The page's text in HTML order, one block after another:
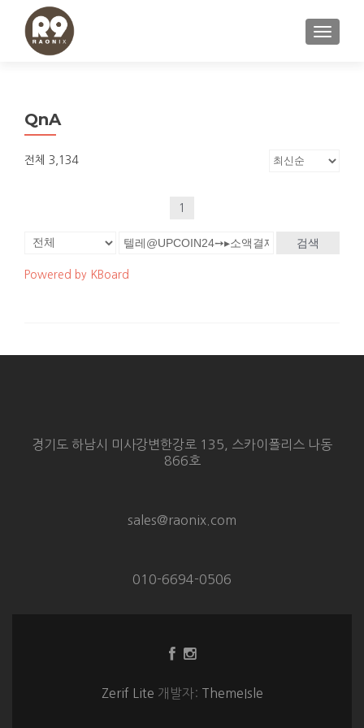
내비게
QnA
전체 3,134
1
검색
Powered by KBoard
경기도 하남시 미사강변한강로 135, 스카이폴리스 나동
866호
sales@raonix.com
010-6694-0506
Facebook
크
Instagram
크
Zerif Lite 개발자: ThemeIsle